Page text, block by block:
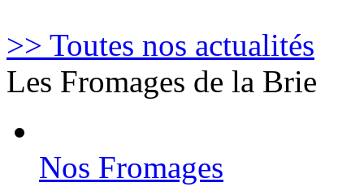
>> Toutes nos actualités
Les Fromages de la Brie
Nos Fromages